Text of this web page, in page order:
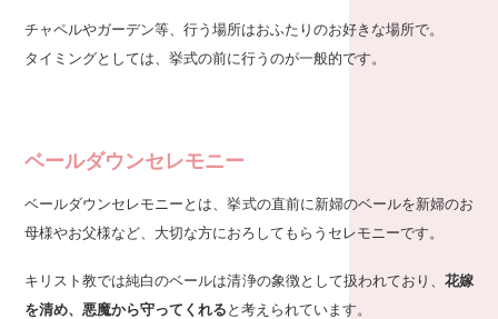
チャペルやガーデン等、行う場所はおふたりのお好きな場所で。
タイミングとしては、挙式の前に行うのが一般的です。
ベールダウンセレモニー
ベールダウンセレモニーとは、挙式の直前に新婦のベールを新婦のお
母様やお父様など、大切な方におろしてもらうセレモニーです。
キリスト教では純白のベールは清浄の象徴として扱われており、 花嫁
を清め、悪魔から守ってくれる と考えられています。